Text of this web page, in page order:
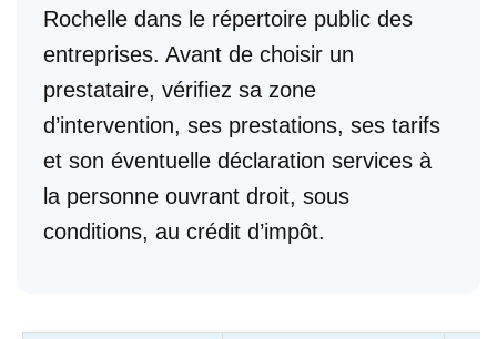
Rochelle dans le répertoire public des
entreprises. Avant de choisir un
prestataire, vérifiez sa zone
d’intervention, ses prestations, ses tarifs
et son éventuelle déclaration services à
la personne ouvrant droit, sous
conditions, au crédit d’impôt.